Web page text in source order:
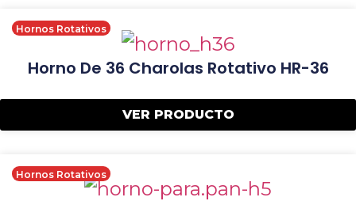
Horno De 36 Charolas Rotativo HR-36
VER PRODUCTO
Hornos Rotativos
Hornos Rotativos